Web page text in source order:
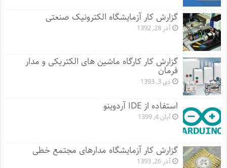
گزارش کار آزمایشگاه الکترونیک صنعتی
آذر 28, 1392
گزارش کار کارگاه ماشین های الکتریکی و مدار
فرمان
دی 3, 1393
استفاده از IDE آردوینو
آبان 4, 1399
گزارش کار آزمایشگاه مدارهای مجتمع خطی
آذر 26, 1393